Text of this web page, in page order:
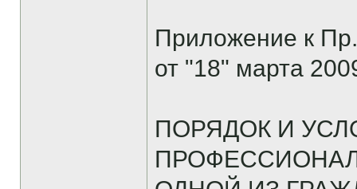
Приложение к
от "18" марта
ПОРЯДОК И